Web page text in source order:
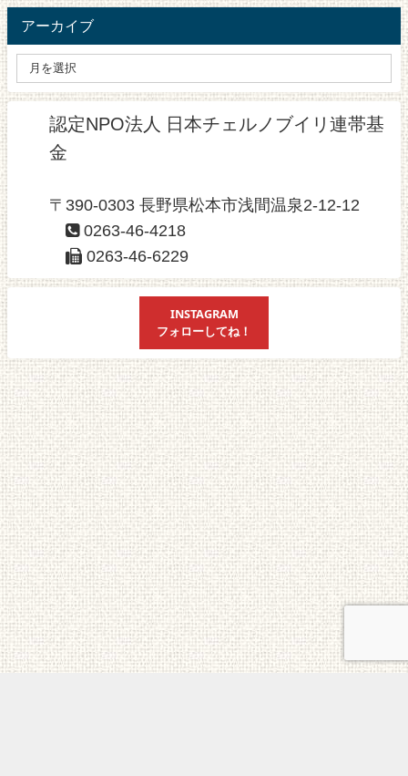
アーカイブ
認定NPO法人 日本チェルノブイリ連帯基
金
〒390-0303 長野県松本市浅間温泉2-12-12
0263-46-4218
0263-46-6229
INSTAGRAM
フォローしてね！